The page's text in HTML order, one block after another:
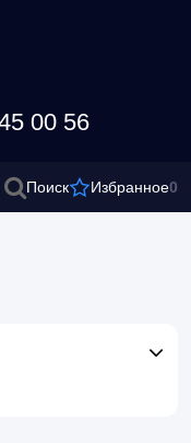
00 56
Поиск Избранное0